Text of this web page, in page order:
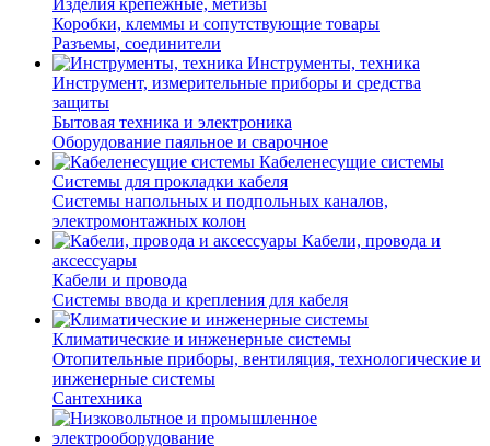
Коробки, клеммы и сопутствующие товары
Разъемы, соединители
Инструменты, техника
Инструмент, измерительные приборы и средства
защиты
Бытовая техника и электроника
Оборудование паяльное и сварочное
Кабеленесущие системы
Системы для прокладки кабеля
Системы напольных и подпольных каналов,
электромонтажных колон
Кабели, провода и
аксессуары
Кабели и провода
Системы ввода и крепления для кабеля
Климатические и инженерные системы
Отопительные приборы, вентиляция, технологические и
инженерные системы
Сантехника